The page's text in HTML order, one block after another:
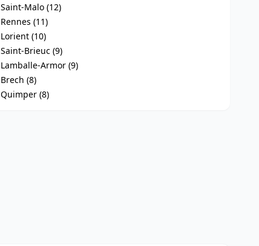
Saint-Malo (12)
Rennes (11)
Lorient (10)
Saint-Brieuc (9)
Lamballe-Armor (9)
Brech (8)
Quimper (8)